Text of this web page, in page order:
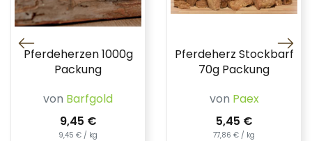
Pferdeherzen 1000g
Packung
von Barfgold
9,45 €
9,45 € / kg
Pferdeherz Stockbarf
70g Packung
von Paex
5,45 €
77,86 € / kg